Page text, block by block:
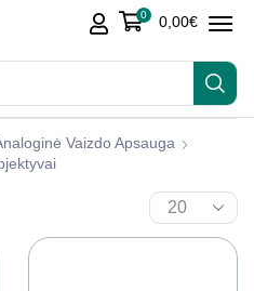
0 0,00€
Vaizdo Apsauga